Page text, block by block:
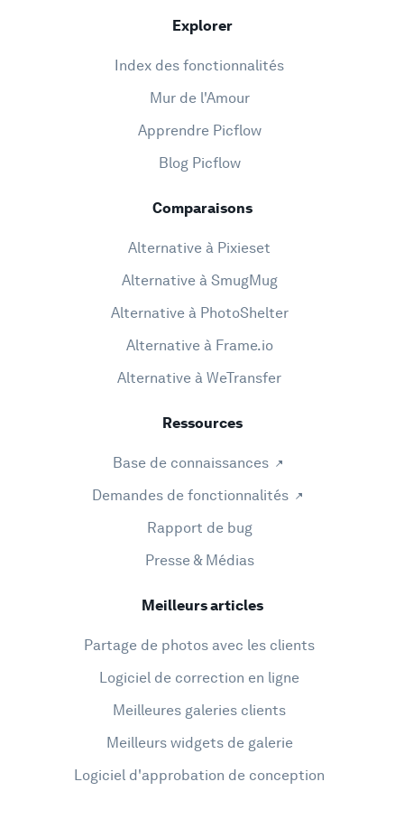
Explorer
Index des fonctionnalités
Mur de l'Amour
Apprendre Picflow
Blog Picflow
Comparaisons
Alternative à Pixieset
Alternative à SmugMug
Alternative à PhotoShelter
Alternative à Frame.io
Alternative à WeTransfer
Ressources
Base de connaissances
Demandes de fonctionnalités
Rapport de bug
Presse & Médias
Meilleurs articles
Partage de photos avec les clients
Logiciel de correction en ligne
Meilleures galeries clients
Meilleurs widgets de galerie
Logiciel d'approbation de conception